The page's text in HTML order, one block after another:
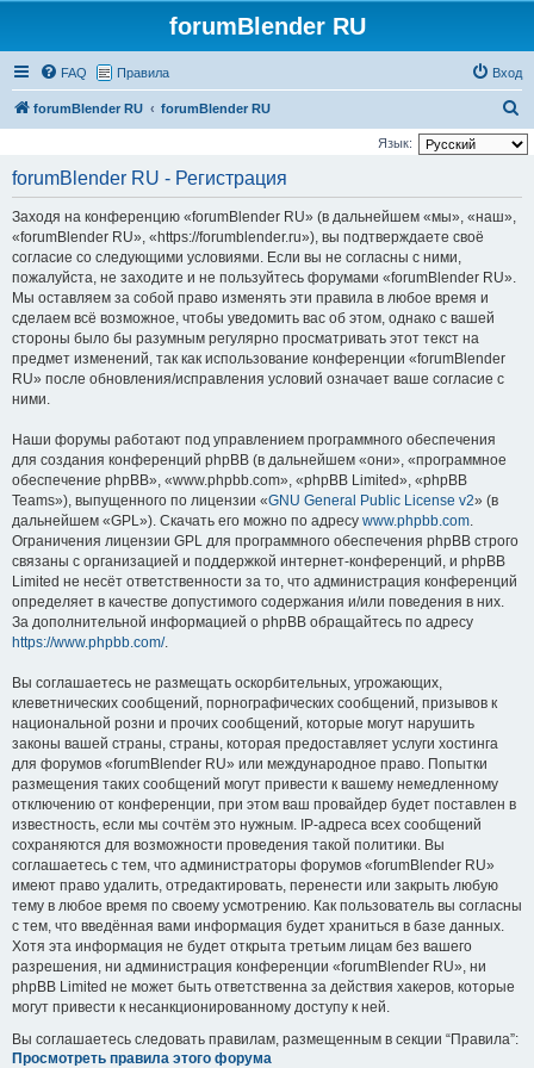
forumBlender RU
FAQ Правила Вход
forumBlender RU forumBlender RU
о
Язык:
forumBlender RU - Регистрация
Заходя на конференцию «forumBlender RU» (в дальнейшем «мы», «наш»,
«forumBlender RU», «https://forumblender.ru»), вы подтверждаете своё
согласие со следующими условиями. Если вы не согласны с ними,
пожалуйста, не заходите и не пользуйтесь форумами «forumBlender RU».
Мы оставляем за собой право изменять эти правила в любое время и
сделаем всё возможное, чтобы уведомить вас об этом, однако с вашей
стороны было бы разумным регулярно просматривать этот текст на
предмет изменений, так как использование конференции «forumBlender
RU» после обновления/исправления условий означает ваше согласие с
ними.
Наши форумы работают под управлением программного обеспечения
для создания конференций phpBB (в дальнейшем «они», «программное
обеспечение phpBB», «www.phpbb.com», «phpBB Limited», «phpBB
Teams»), выпущенного по лицензии «GNU General Public License v2» (в
дальнейшем «GPL»). Скачать его можно по адресу www.phpbb.com.
Ограничения лицензии GPL для программного обеспечения phpBB строго
связаны с организацией и поддержкой интернет-конференций, и phpBB
Limited не несёт ответственности за то, что администрация конференций
определяет в качестве допустимого содержания и/или поведения в них.
За дополнительной информацией о phpBB обращайтесь по адресу
https://www.phpbb.com/.
Вы соглашаетесь не размещать оскорбительных, угрожающих,
клеветнических сообщений, порнографических сообщений, призывов к
национальной розни и прочих сообщений, которые могут нарушить
законы вашей страны, страны, которая предоставляет услуги хостинга
для форумов «forumBlender RU» или международное право. Попытки
размещения таких сообщений могут привести к вашему немедленному
отключению от конференции, при этом ваш провайдер будет поставлен в
известность, если мы сочтём это нужным. IP-адреса всех сообщений
сохраняются для возможности проведения такой политики. Вы
соглашаетесь с тем, что администраторы форумов «forumBlender RU»
имеют право удалить, отредактировать, перенести или закрыть любую
тему в любое время по своему усмотрению. Как пользователь вы согласны
с тем, что введённая вами информация будет храниться в базе данных.
Хотя эта информация не будет открыта третьим лицам без вашего
разрешения, ни администрация конференции «forumBlender RU», ни
phpBB Limited не может быть ответственна за действия хакеров, которые
могут привести к несанкционированному доступу к ней.
Вы соглашаетесь следовать правилам, размещенным в секции “Правила”:
Просмотреть правила этого форума